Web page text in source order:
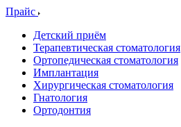
Прайс
Детский приём
Терапевтическая стоматология
Ортопедическая стоматология
Имплантация
Хирургическая стоматология
Гнатология
Ортодонтия